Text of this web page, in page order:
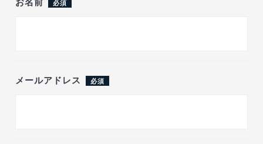
必須
メールアドレス 必須